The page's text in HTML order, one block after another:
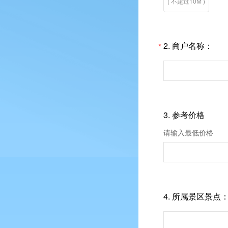
*2. 商户名称：
3. 参考价格
请输入最低价格
4. 所属景区景点